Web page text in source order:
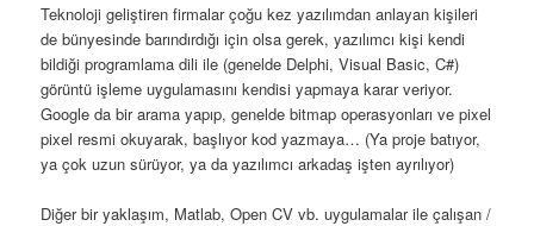
Teknoloji geliştiren firmalar çoğu kez yazılımdan anlayan kişileri
de bünyesinde barındırdığı için olsa gerek, yazılımcı kişi kendi
bildiği programlama dili ile (genelde Delphi, Visual Basic, C#)
görüntü işleme uygulamasını kendisi yapmaya karar veriyor.
Google da bir arama yapıp, genelde bitmap operasyonları ve pixel
pixel resmi okuyarak, başlıyor kod yazmaya… (Ya proje batıyor,
ya çok uzun sürüyor, ya da yazılımcı arkadaş işten ayrılıyor)
Diğer bir yaklaşım, Matlab, Open CV vb. uygulamalar ile çalışan /